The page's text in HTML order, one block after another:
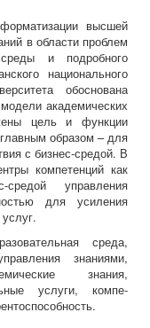
высшей
в области проблем
среды и подробного
национального
обоснована
академических
цель и функции
образом – для
с бизнес-средой. В
компетенций как
управления
для усиления
среда,
знаниями,
знания,
услуги, компе-